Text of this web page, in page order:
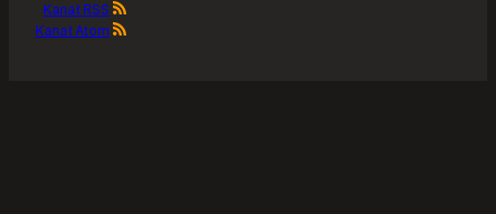
Kanał RSS
Kanał Atom